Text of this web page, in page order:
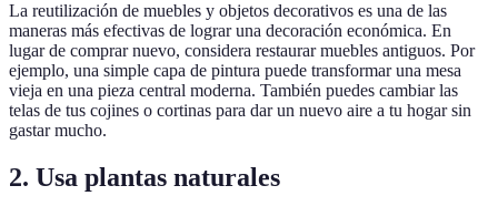
La reutilización de muebles y objetos decorativos es una de las
maneras más efectivas de lograr una decoración económica. En
lugar de comprar nuevo, considera restaurar muebles antiguos. Por
ejemplo, una simple capa de pintura puede transformar una mesa
vieja en una pieza central moderna. También puedes cambiar las
telas de tus cojines o cortinas para dar un nuevo aire a tu hogar sin
gastar mucho.
2. Usa plantas naturales